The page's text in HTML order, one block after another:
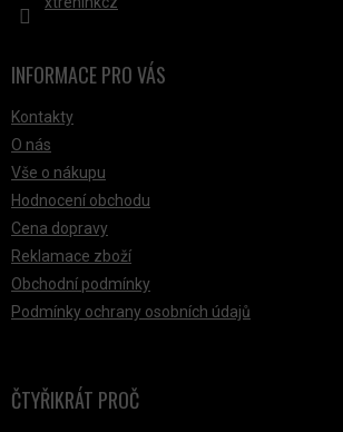
INFORMACE PRO VÁS
Kontakty
O nás
Vše o nákupu
Hodnocení obchodu
Cena dopravy
Reklamace zboží
Obchodní podmínky
Podmínky ochrany osobních údajů
ČTYŘIKRÁT PROČ